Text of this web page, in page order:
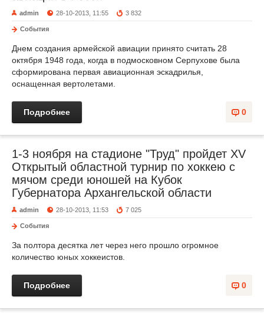
admin 28-10-2013, 11:55 3 832
События
Днем создания армейской авиации принято считать 28
октября 1948 года, когда в подмосковном Серпухове была
сформирована первая авиационная эскадрилья,
оснащенная вертолетами.
0
Подробнее
1-3 ноября на стадионе "Труд" пройдет XV
Открытый областной турнир по хоккею с
мячом среди юношей на Кубок
Губернатора Архангельской области
admin 28-10-2013, 11:53 7 025
События
За полтора десятка лет через него прошло огромное
количество юных хоккеистов.
0
Подробнее